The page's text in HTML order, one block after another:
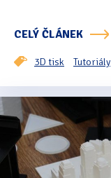
CELÝ ČLÁNEK
3D tisk Tutoriály